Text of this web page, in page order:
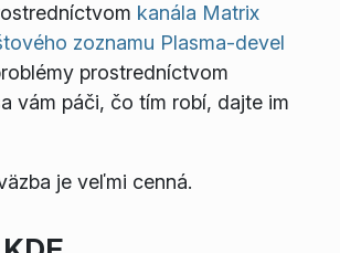
kanála Matrix
zoznamu Plasma-devel
prostredníctvom
vám páči, čo tím robí, dajte im
je veľmi cenná.